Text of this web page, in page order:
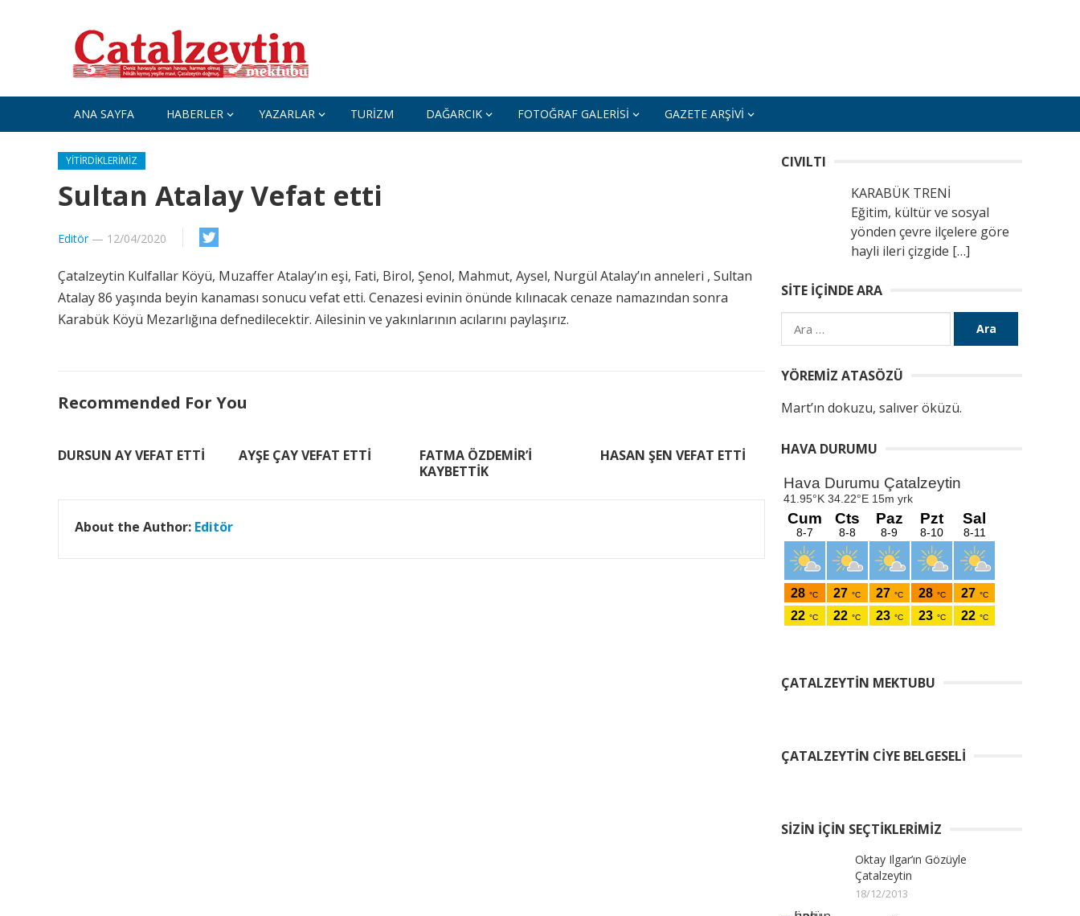
ANA SAYFA HABERLER YAZARLAR TURIZM DAĞARCIK FOTOĞRAF GALERISI GAZETE ARŞIVI
YITIRDIKLERIMIZ
Sultan Atalay Vefat etti
Editör— 12/04/2020
Çatalzeytin Kulfallar Köyü, Muzaffer Atalay’ın eşi, Fati, Birol, Şenol, Mahmut, Aysel, Nurgül Atalay’ın anneleri , Sultan
Atalay 86 yaşında beyin kanaması sonucu vefat etti. Cenazesi evinin önünde kılınacak cenaze namazından sonra
Karabük Köyü Mezarlığına defnedilecektir. Ailesinin ve yakınlarının acılarını paylaşırız.
Recommended For You
DURSUN AY VEFAT ETTİ AYŞE ÇAY VEFAT ETTİ
FATMA ÖZDEMİR’İ
KAYBETTİK
HASAN ŞEN VEFAT ETTİ
About the Author: Editör
CIVILTI
KARABÜK TRENİ
Eğitim, kültür ve sosyal
yönden çevre ilçelere göre
hayli ileri çizgide […]
SITE İÇINDE ARA
Arama:
YÖREMIZ ATASÖZÜ
Mart’ın dokuzu, salıver öküzü.
HAVA DURUMU
ÇATALZEYTIN MEKTUBU
ÇATALZEYTIN CIYE BELGESELI
SIZIN İÇIN SEÇTIKLERIMIZ
Oktay Ilgar’ın Gözüyle
Çatalzeytin
18/12/2013